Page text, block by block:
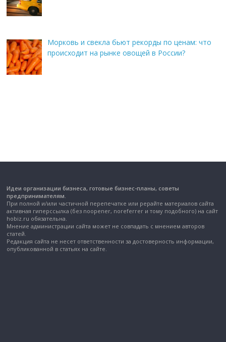
Морковь и свекла бьют рекорды по ценам: что
происходит на рынке овощей в России?
Идеи организации бизнеса, готовые бизнес-планы, советы
предпринимателям.
При полной и/или частичной перепечатке или рерайте материалов сайта
активная гиперссылка (без noopener, noreferrer и тому подобного) на сайт
hobiz.ru обязательна.
Мнение администрации сайта может не совпадать с мнением авторов
статей.
Редакция сайта не несет ответственности за достоверность информации,
опубликованной в статьях на сайте.